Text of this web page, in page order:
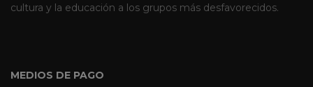
cultura y la educación a los grupos más desfavorecidos.
MEDIOS DE PAGO